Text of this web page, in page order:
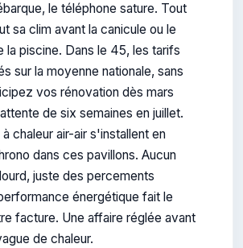
le téléphone sature. Tout
sa clim avant la canicule ou le
la piscine. Dans le 45, les tarifs
sur la moyenne nationale, sans
vos rénovation dès mars
de six semaines en juillet.
chaleur air-air s'installent en
dans ces pavillons. Aucun
juste des percements
énergétique fait le
facture. Une affaire réglée avant
de chaleur.